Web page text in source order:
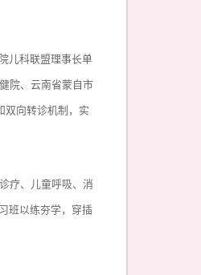
儿科联盟理事长单
院、云南省蒙自市
双向转诊机制，实
疗、儿童呼吸、消
班以练夯学，穿插